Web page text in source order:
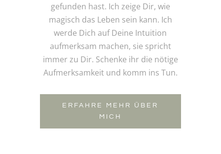
gefunden hast. Ich zeige Dir, wie
magisch das Leben sein kann. Ich
werde Dich auf Deine Intuition
aufmerksam machen, sie spricht
immer zu Dir. Schenke ihr die nötige
Aufmerksamkeit und komm ins Tun.
ERFAHRE MEHR ÜBER
MICH